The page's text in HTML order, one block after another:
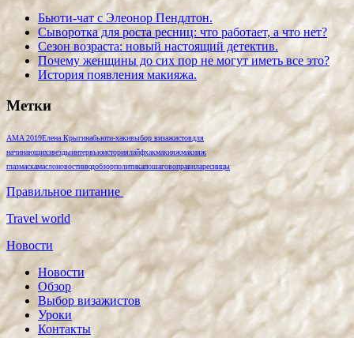
Бьюти-чат с Элеонор Пендлтон.
Сыворотка для роста ресниц: что работает, а что нет?
Сезон возраста: новый настоящий детектив.
Почему женщины до сих пор не могут иметь все это?
История появления макияжа.
Метки
AMA 2019Елена Крыгинабьюти-хакивыбор визажистовдля
начинающихзвездыинтервьюисториялайфхакмакияжмакияж
глазмаскамаслоновостинюдобзорполитикапошаговоправиларесницы
Правильное питание
Travel world
Новости
Новости
Обзор
Выбор визажистов
Уроки
Контакты